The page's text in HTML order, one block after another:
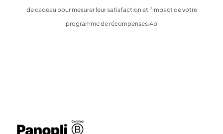
de cadeau pour mesurer leur satisfaction et l’impact de votre
programme de récompenses.4o